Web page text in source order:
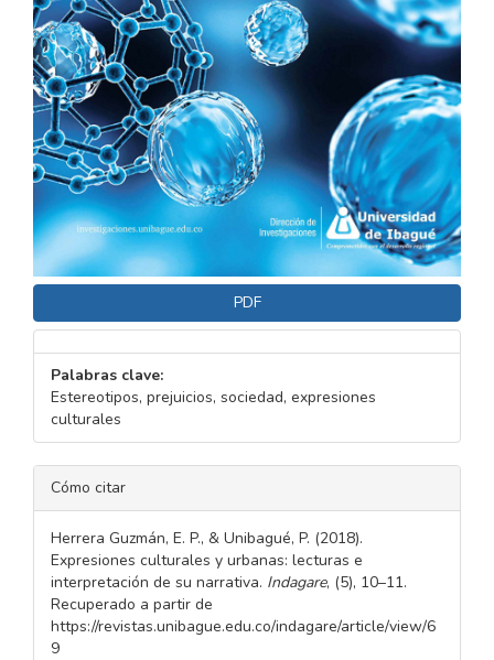
PDF
Palabras clave:
Estereotipos, prejuicios, sociedad, expresiones
culturales
DETALLES
DEL
ARTÍCULO
Cómo citar
Herrera Guzmán, E. P., & Unibagué, P. (2018).
Expresiones culturales y urbanas: lecturas e
interpretación de su narrativa. Indagare, (5), 10–11.
Recuperado a partir de
https://revistas.unibague.edu.co/indagare/article/view/6
9